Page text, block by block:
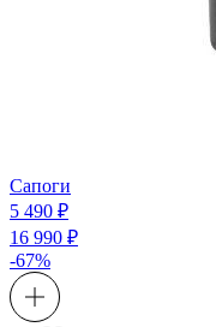
Сапоги
5 490 ₽
16 990 ₽
-67%